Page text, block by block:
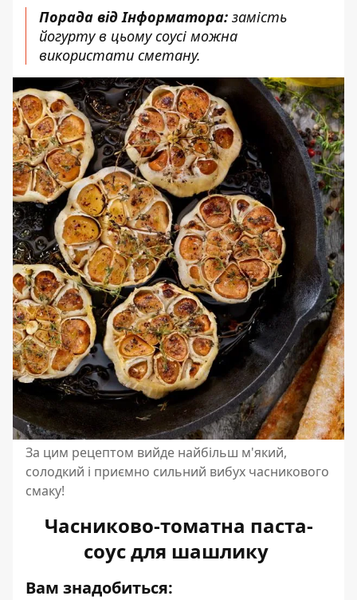
Порада від Інформатора: замість
йогурту в цьому соусі можна
використати сметану.
За цим рецептом вийде найбільш м'який,
солодкий і приємно сильний вибух часникового
смаку!
Часниково-томатна паста-
соус для шашлику
Вам знадобиться: